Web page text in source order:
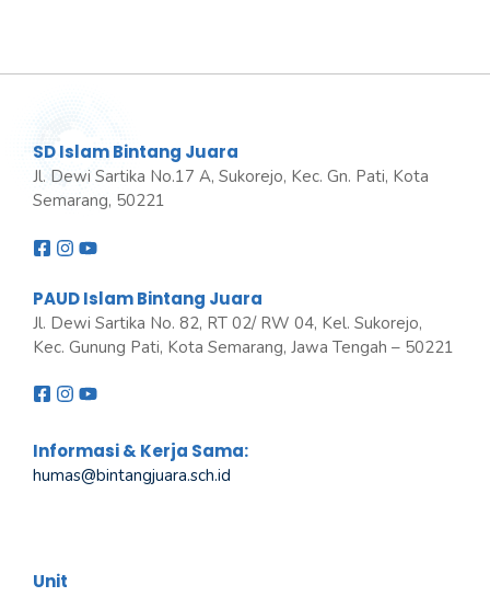
SD Islam Bintang Juara
Jl. Dewi Sartika No.17 A, Sukorejo, Kec. Gn. Pati, Kota
Semarang, 50221
PAUD Islam Bintang Juara
Jl. Dewi Sartika No. 82, RT 02/ RW 04, Kel. Sukorejo,
Kec. Gunung Pati, Kota Semarang, Jawa Tengah – 50221
Informasi & Kerja Sama:
humas@bintangjuara.sch.id
Unit